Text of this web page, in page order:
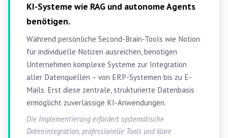
KI-Systeme wie RAG und autonome Agents
benötigen.
Während persönliche Second-Brain-Tools wie Notion
für individuelle Notizen ausreichen, benötigen
Unternehmen komplexe Systeme zur Integration
aller Datenquellen – von ERP-Systemen bis zu E-
Mails. Erst diese zentrale, strukturierte Datenbasis
ermöglicht zuverlässige KI-Anwendungen.
Die Implementierung erfordert systematische
Datenintegration, professionelle Tools und klare